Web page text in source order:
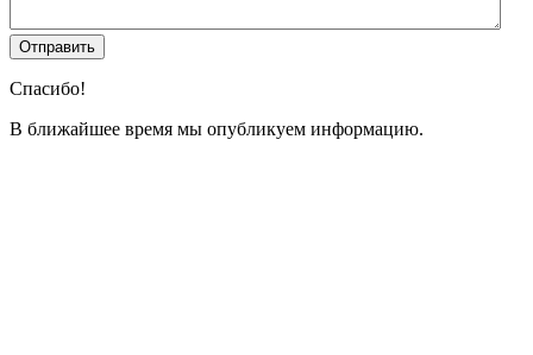
Спасибо!
В ближайшее время мы опубликуем информацию.